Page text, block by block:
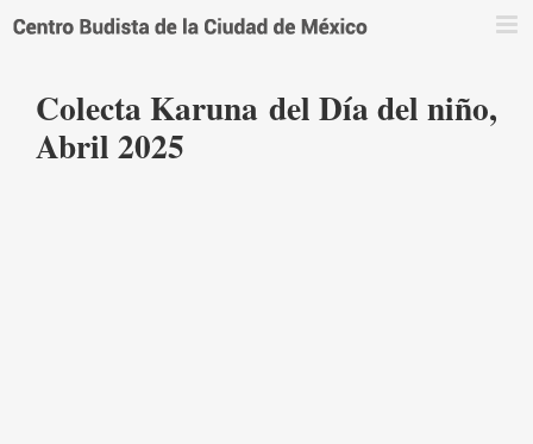
Colecta Karuna del Día del niño,
Abril 2025